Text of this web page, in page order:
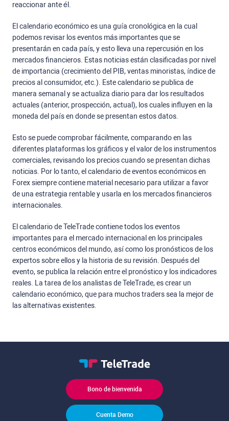
reaccionar ante él.
El calendario económico es una guía cronológica en la cual
podemos revisar los eventos más importantes que se
presentarán en cada país, y esto lleva una repercusión en los
mercados financieros. Estas noticias están clasificadas por nivel
de importancia (crecimiento del PIB, ventas minoristas, índice de
precios al consumidor, etc.). Este calendario se publica de
manera semanal y se actualiza diario para dar los resultados
actuales (anterior, prospección, actual), los cuales influyen en la
moneda del país en donde se presentan estos datos.
Esto se puede comprobar fácilmente, comparando en las
diferentes plataformas los gráficos y el valor de los instrumentos
comerciales, revisando los precios cuando se presentan dichas
noticias. Por lo tanto, el calendario de eventos económicos en
Forex siempre contiene material necesario para utilizar a favor
de una estrategia rentable y usarla en los mercados financieros
internacionales.
El calendario de TeleTrade contiene todos los eventos
importantes para el mercado internacional en los principales
centros económicos del mundo, así como los pronósticos de los
expertos sobre ellos y la historia de su revisión. Después del
evento, se publica la relación entre el pronóstico y los indicadores
reales. La tarea de los analistas de TeleTrade, es crear un
calendario económico, que para muchos traders sea la mejor de
las alternativas existentes.
Bono de bienvenida
Cuenta Demo